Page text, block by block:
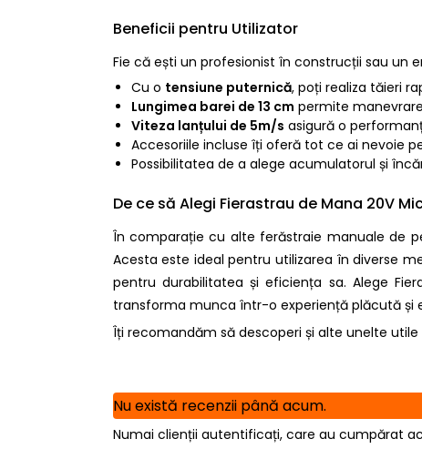
Beneficii pentru Utilizator
Fie că ești un profesionist în construcții sau un
Cu o tensiune puternică, poți realiza tăieri
Lungimea barei de 13 cm permite
Viteza lanțului de 5m/s asigură o
Accesoriile incluse îți oferă tot ce ai nevoie
Possibilitatea de a alege acumulatorul și
De ce să Alegi Fierastrau de Mana 20V
În comparație cu alte ferăstraie manuale de
Acesta este ideal pentru utilizarea în diverse
pentru durabilitatea și eficiența sa. Alege
transforma munca într-o experiență plăcută și
Îți recomandăm să descoperi și alte unelte
Nu există recenzii până acum.
Numai clienții autentificați, care au cumpărat